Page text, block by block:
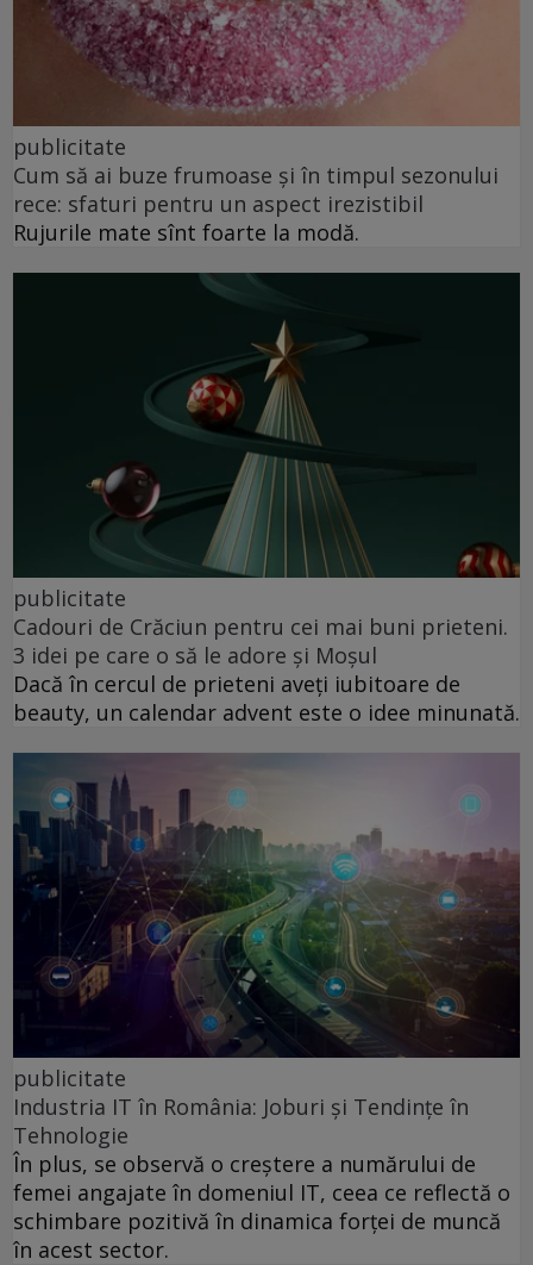
publicitate
Cum să ai buze frumoase şi în timpul sezonului
rece: sfaturi pentru un aspect irezistibil
Rujurile mate sînt foarte la modă.
publicitate
Cadouri de Crăciun pentru cei mai buni prieteni.
3 idei pe care o să le adore și Moșul
Dacă în cercul de prieteni aveți iubitoare de
beauty, un calendar advent este o idee minunată.
publicitate
Industria IT în România: Joburi și Tendințe în
Tehnologie
În plus, se observă o creștere a numărului de
femei angajate în domeniul IT, ceea ce reflectă o
schimbare pozitivă în dinamica forței de muncă
în acest sector.